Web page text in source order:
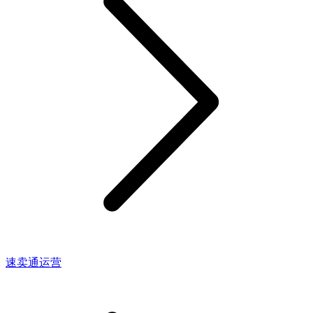
速卖通运营